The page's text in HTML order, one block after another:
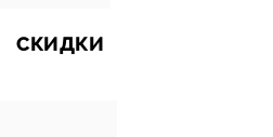
СКИДКИ